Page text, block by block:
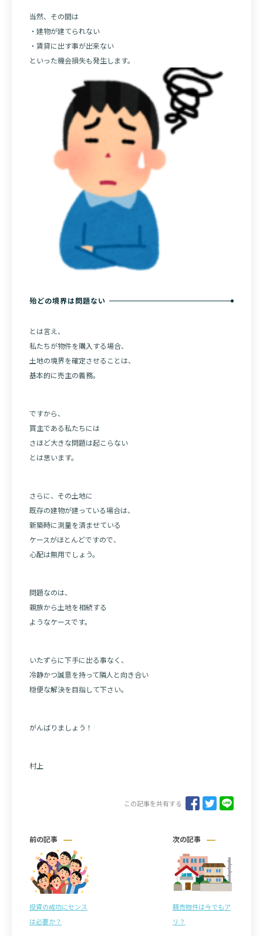
当然、その間は
・建物が建てられない
・賃貸に出す事が出来ない
といった機会損失も発生します。
殆どの境界は問題ない
とは言え、
私たちが物件を購入する場合、
土地の境界を確定させることは、
基本的に売主の義務。
ですから、
買主である私たちには
さほど大きな問題は起こらない
とは思います。
さらに、その土地に
既存の建物が建っている場合は、
新築時に測量を済ませている
ケースがほとんどですので、
心配は無用でしょう。
問題なのは、
親族から土地を相続する
ようなケースです。
いたずらに下手に出る事なく、
冷静かつ誠意を持って隣人と向き合い
穏便な解決を目指して下さい。
がんばりましょう！
村上
この記事を共有する
前の記事
投資の成功にセンス
は必要か？
次の記事
競売物件は今でもア
リ？